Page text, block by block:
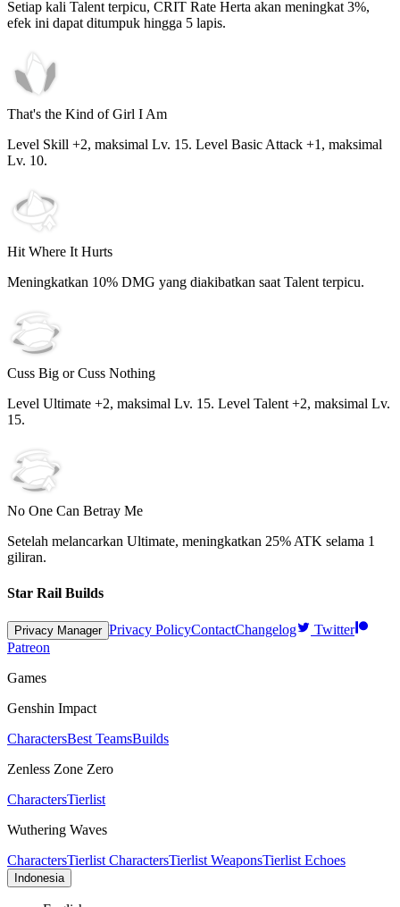
Setiap kali Talent terpicu, CRIT Rate Herta akan meningkat3%,
efek ini dapat ditumpuk hingga 5 lapis.
That's the Kind of Girl I Am
Level Skill +2, maksimal Lv. 15. Level Basic Attack +1, maksimal
Lv. 10.
Hit Where It Hurts
Meningkatkan 10% DMG yang diakibatkan saat Talent terpicu.
Cuss Big or Cuss Nothing
Level Ultimate +2, maksimal Lv. 15. Level Talent +2, maksimal Lv.
15.
No One Can Betray Me
Setelah melancarkan Ultimate, meningkatkan 25%ATK selama 1
giliran.
Star Rail Builds
Privacy Manager Privacy PolicyContactChangelog
Twitter
Patreon
Games
Genshin Impact
CharactersBest TeamsBuilds
Zenless Zone Zero
CharactersTierlist
Wuthering Waves
CharactersTierlist CharactersTierlist WeaponsTierlist Echoes
Indonesia